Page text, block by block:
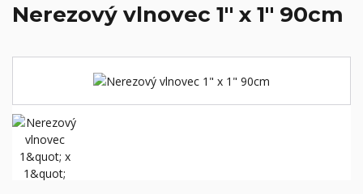
Nerezový vlnovec 1" x 1" 90cm